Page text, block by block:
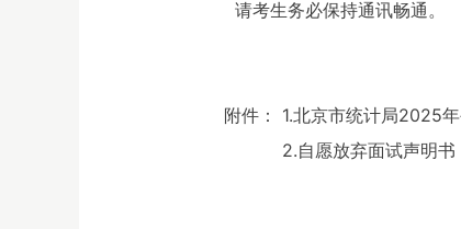
请考生务必保持通讯畅通。
附件： 1.北京市统计局2025年
2.自愿放弃面试声明书